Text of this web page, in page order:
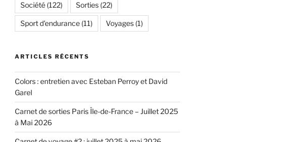
Société(122) Sorties(22)
Sport d'endurance(11) Voyages(1)
ARTICLES RÉCENTS
Colors : entretien avec Esteban Perroy et David
Garel
Carnet de sorties Paris Île-de-France – Juillet 2025
à Mai 2026